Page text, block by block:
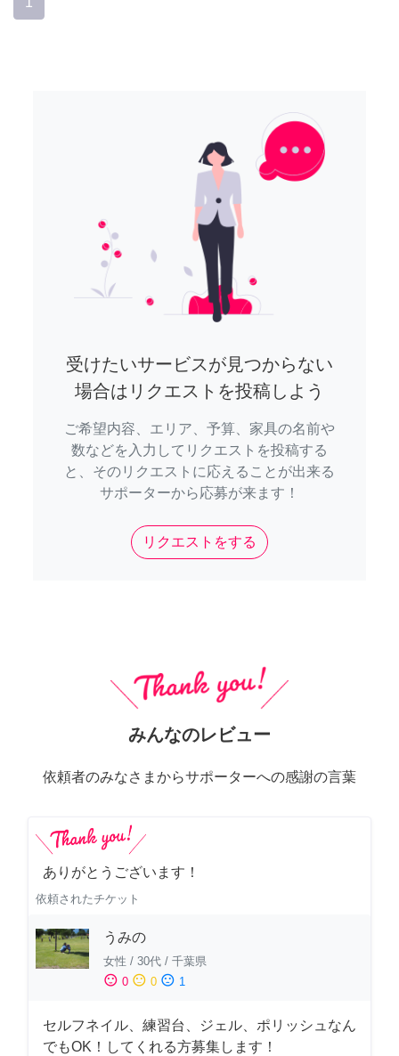
受けたいサービスが見つからない
場合はリクエストを投稿しよう
ご希望内容、エリア、予算、家具の名前や
数などを入力してリクエストを投稿する
と、そのリクエストに応えることが出来る
サポーターから応募が来ます！
リクエストをする
みんなのレビュー
依頼者のみなさまからサポーターへの感謝の言葉
ありがとうございます！
依頼されたチケット
うみの
女性 / 30代 / 千葉県
sentiment_satisfied 0 sentiment_neutral 0 sentiment_dissatisfied 1
セルフネイル、練習台、ジェル、ポリッシュなん
でもOK！してくれる方募集します！